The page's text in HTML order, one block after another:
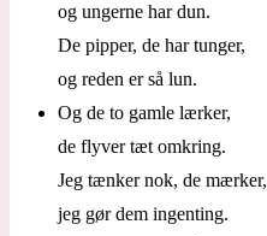
og ungerne har dun.
De pipper, de har tunger,
og reden er så lun.
Og de to gamle lærker,
de flyver tæt omkring.
Jeg tænker nok, de mærker,
jeg gør dem ingenting.